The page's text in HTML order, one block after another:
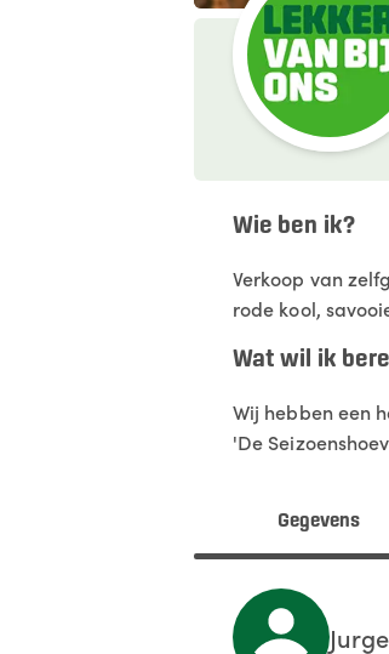
Wie ben ik?
Verkoop van
rode kool,
Wat wil ik
Wij hebben een
'De
Gegevens